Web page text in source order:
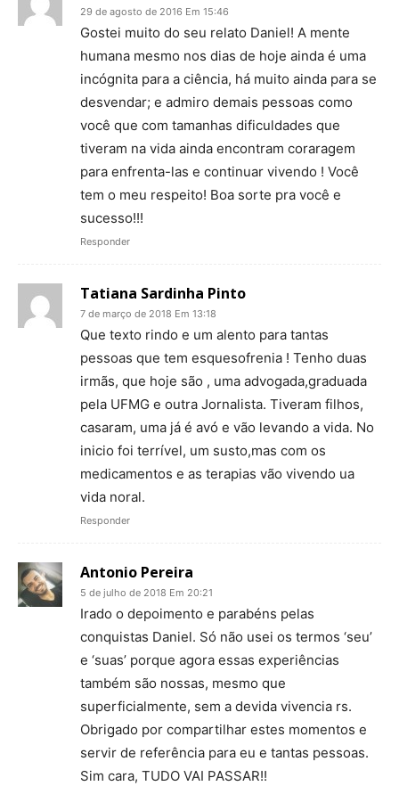
29 de agosto de 2016 Em 15:46
Gostei muito do seu relato Daniel! A mente
humana mesmo nos dias de hoje ainda é uma
incógnita para a ciência, há muito ainda para se
desvendar; e admiro demais pessoas como
você que com tamanhas dificuldades que
tiveram na vida ainda encontram coraragem
para enfrenta-las e continuar vivendo ! Você
tem o meu respeito! Boa sorte pra você e
sucesso!!!
Responder
Tatiana Sardinha Pinto
7 de março de 2018 Em 13:18
Que texto rindo e um alento para tantas
pessoas que tem esquesofrenia ! Tenho duas
irmãs, que hoje são , uma advogada,graduada
pela UFMG e outra Jornalista. Tiveram filhos,
casaram, uma já é avó e vão levando a vida. No
inicio foi terrível, um susto,mas com os
medicamentos e as terapias vão vivendo ua
vida noral.
Responder
Antonio Pereira
5 de julho de 2018 Em 20:21
Irado o depoimento e parabéns pelas
conquistas Daniel. Só não usei os termos ‘seu’
e ‘suas’ porque agora essas experiências
também são nossas, mesmo que
superficialmente, sem a devida vivencia rs.
Obrigado por compartilhar estes momentos e
servir de referência para eu e tantas pessoas.
Sim cara, TUDO VAI PASSAR!!